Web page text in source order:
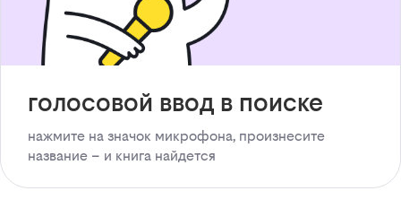
голосовой ввод в поиске
нажмите на значок микрофона, произнесите
название – и книга найдется